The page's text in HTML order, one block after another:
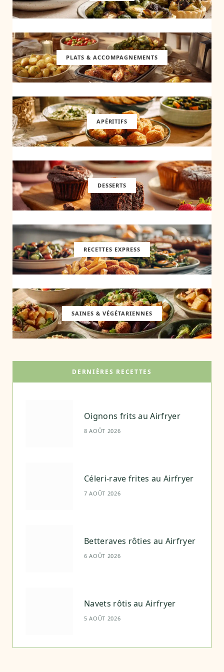
PLATS & ACCOMPAGNEMENTS
APÉRITIFS
DESSERTS
RECETTES EXPRESS
SAINES & VÉGÉTARIENNES
DERNIÈRES RECETTES
Oignons frits au Airfryer
8 AOÛT 2026
Céleri-rave frites au Airfryer
7 AOÛT 2026
Betteraves rôties au Airfryer
6 AOÛT 2026
Navets rôtis au Airfryer
5 AOÛT 2026